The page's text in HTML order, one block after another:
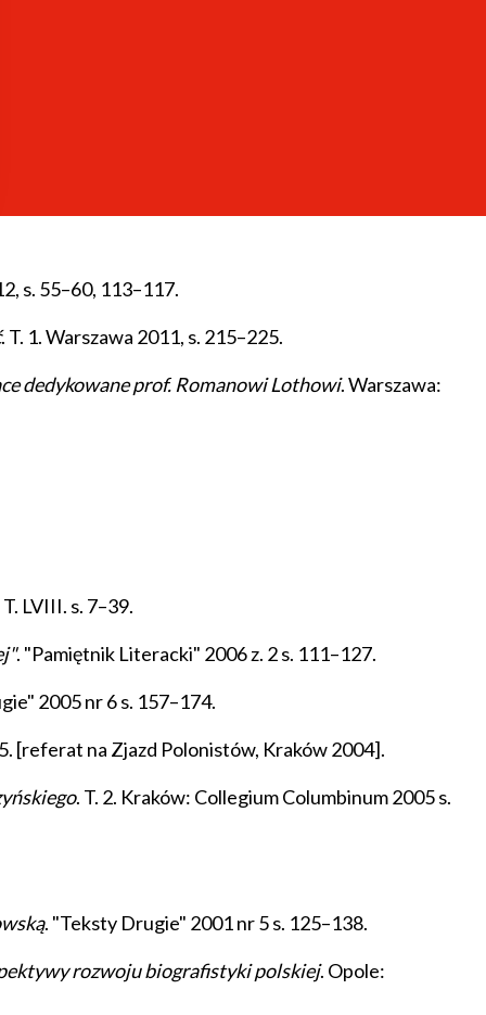
dydaktycy
s. 55–60, 113–117.
. T. 1. Warszawa 2011, s. 215–225.
dedykowane prof. Romanowi Lothowi. Warszawa:
LVIII. s. 7–39.
. "Pamiętnik Literacki" 2006 z. 2 s. 111–127.
2005 nr 6 s. 157–174.
[referat na Zjazd Polonistów, Kraków 2004].
. T. 2. Kraków: Collegium Columbinum 2005 s.
. "Teksty Drugie" 2001 nr 5 s. 125–138.
rozwoju biografistyki polskiej. Opole: